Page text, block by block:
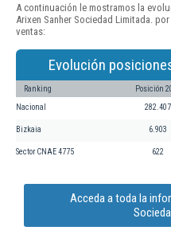
A continuación le mostramos la
Arixen Sanher Sociedad Limitada.
ventas:
Evolución
Ranking Posición
Nacional 282.407
Bizkaia 6.903
Sector CNAE 4775 622
Acceda a toda la